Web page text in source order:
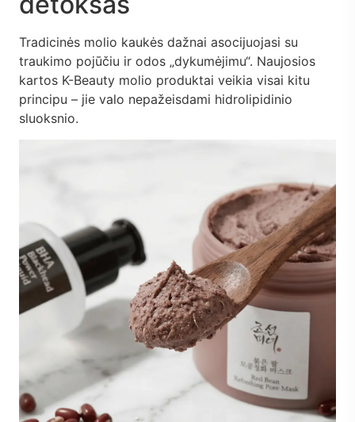
Tradicinės molio kaukės dažnai asocijuojasi su
traukimo pojūčiu ir odos „dykumėjimu“. Naujosios
kartos K-Beauty molio produktai veikia visai kitu
principu – jie valo nepažeisdami hidrolipidinio
sluoksnio.